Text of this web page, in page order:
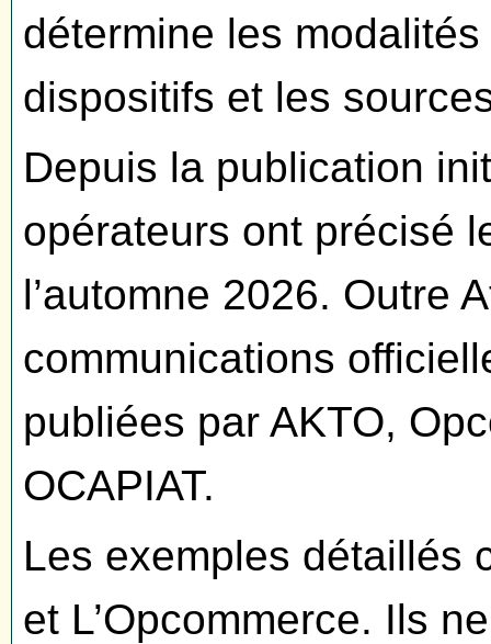
détermine les
dispositifs et les
Depuis la publication
opérateurs ont précisé
l’automne 2026. Outre
communications
publiées par AKTO,
OCAPIAT.
Les exemples détaillés
et L’Opcommerce. Ils